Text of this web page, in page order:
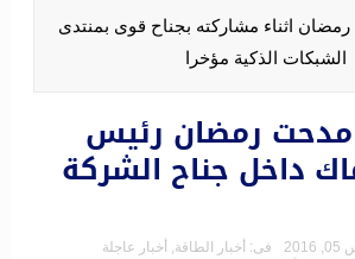
اثناء مشاركته بجناح قوى بمنتدى
الشبكات الذكية مؤخرا
رمضان رئيس
داخل جناح الشركة
فى: أخبار الطاقة
أخبار عاجلة